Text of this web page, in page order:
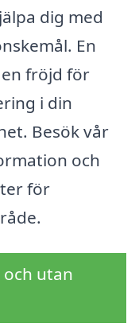
dig med
En
fröjd för
i din
Besök vår
och
för
utan